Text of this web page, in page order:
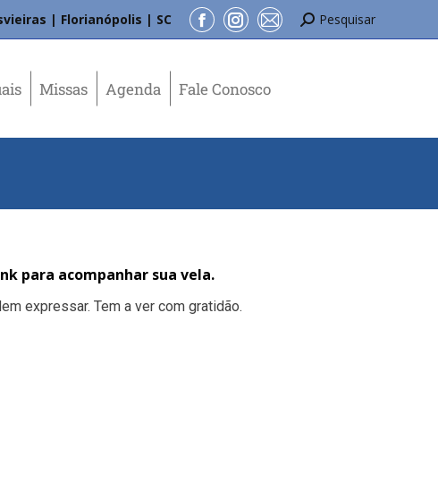
| Florianópolis | SC Pesquisar
Missas Agenda Fale Conosco
para acompanhar sua vela.
expressar. Tem a ver com gratidão.